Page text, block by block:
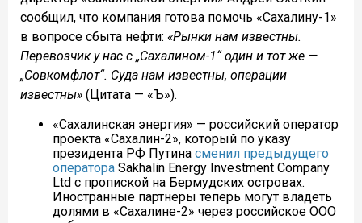
сообщил, что компания готова помочь «Сахалину-1»
в вопросе сбыта нефти: «Рынки нам известны.
Перевозчик у нас с „Сахалином-1“ один и тот же —
„Совкомфлот“. Суда нам известны, операции
известны» (Цитата — «Ъ»).
«Сахалинская энергия» — российский оператор
проекта «Сахалин-2», который по указу
президента РФ Путина сменил предыдущего
оператора Sakhalin Energy Investment Company
Ltd c пропиской на Бермудских островах.
Иностранные партнеры теперь могут владеть
долями в «Сахалине-2» через российское ООО